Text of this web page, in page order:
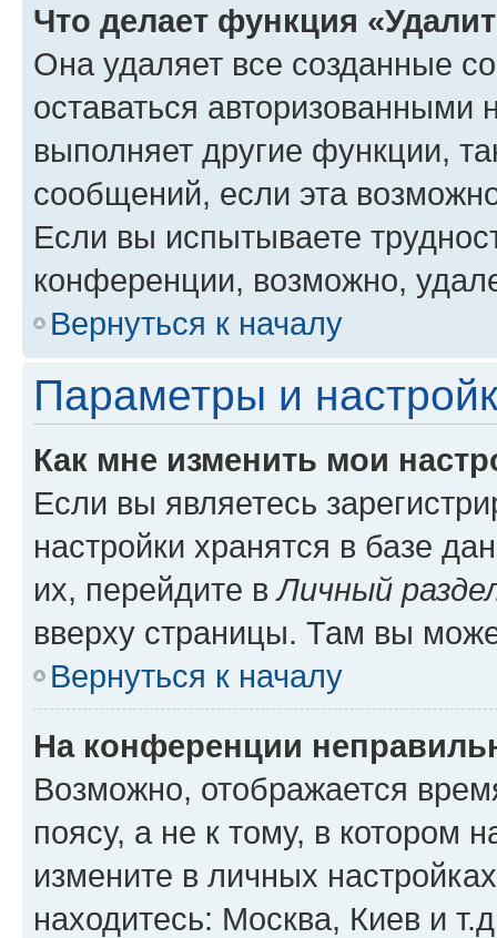
Что делает функция
Она удаляет все созданные
оставаться авторизованными
выполняет другие функции,
сообщений, если эта
Если вы испытываете
конференции, возможно,
Вернуться к началу
Параметры и
Как мне изменить мои
Если вы являетесь
настройки хранятся в базе
их, перейдите вЛичный
вверху страницы. Там вы
Вернуться к началу
На конференции
Возможно, отображается
поясу, а не к тому, в котором
измените в личных
находитесь: Москва, Киев и